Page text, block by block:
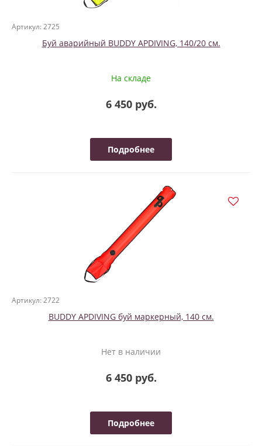
Артикул: 2725
Буй аварийный BUDDY APDIVING, 140/20 см.
На складе
6 450 руб.
Подробнее
Артикул: 2722
BUDDY APDIVING буй маркерный, 140 см.
Нет в наличии
6 450 руб.
Подробнее